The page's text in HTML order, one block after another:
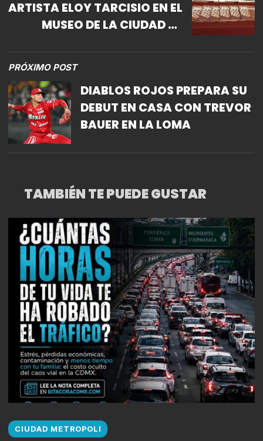
ARTISTA ELOY TARCISIO EN EL
MUSEO DE LA CIUDAD DE
PRÓXIMO POST
DIABLOS ROJOS PREPARA SU
DEBUT EN CASA CON TREVOR
BAUER EN LA LOMA
TAMBIÉN TE PUEDE GUSTAR
CIUDAD METROPOLI